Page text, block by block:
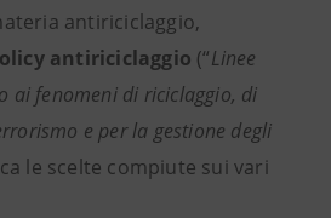
antiriciclaggio,
antiriciclaggio (“Linee
ai fenomeni di riciclaggio, di
e per la gestione degli
le scelte compiute sui vari